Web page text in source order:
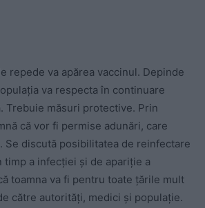
repede va apărea vaccinul. Depinde
va respecta în continuare
Trebuie măsuri protective. Prin
că vor fi permise adunări, care
Se discută posibilitatea de reinfectare
timp a infecției și de apariție a
toamna va fi pentru toate țările mult
către autorități, medici și populație.